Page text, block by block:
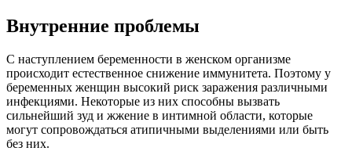
Внутренние проблемы
С наступлением беременности в женском организме
происходит естественное снижение иммунитета. Поэтому у
беременных женщин высокий риск заражения различными
инфекциями. Некоторые из них способны вызвать
сильнейший зуд и жжение в интимной области, которые
могут сопровождаться атипичными выделениями или быть
без них.